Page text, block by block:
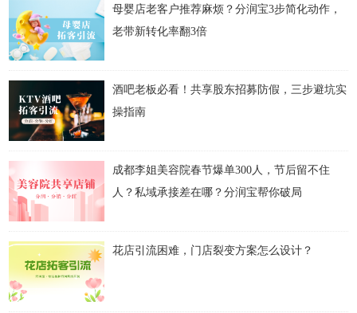
母婴店老客户推荐麻烦？分润宝3步简化动作，
老带新转化率翻3倍
酒吧老板必看！共享股东招募防假，三步避坑实
操指南
成都李姐美容院春节爆单300人，节后留不住
人？私域承接差在哪？分润宝帮你破局
花店引流困难，门店裂变方案怎么设计？